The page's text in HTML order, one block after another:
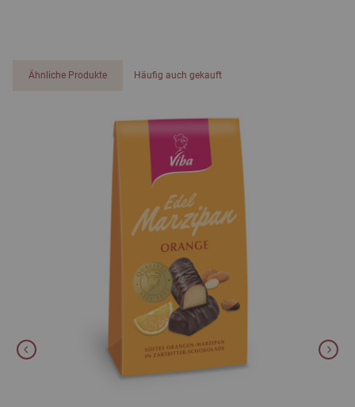
Ähnliche Produkte Häufig auch gekauft